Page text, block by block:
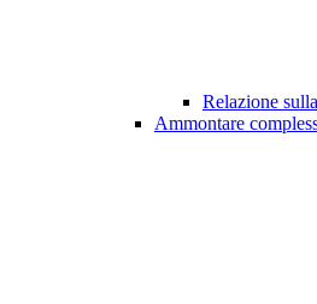
Relazione
Ammontare